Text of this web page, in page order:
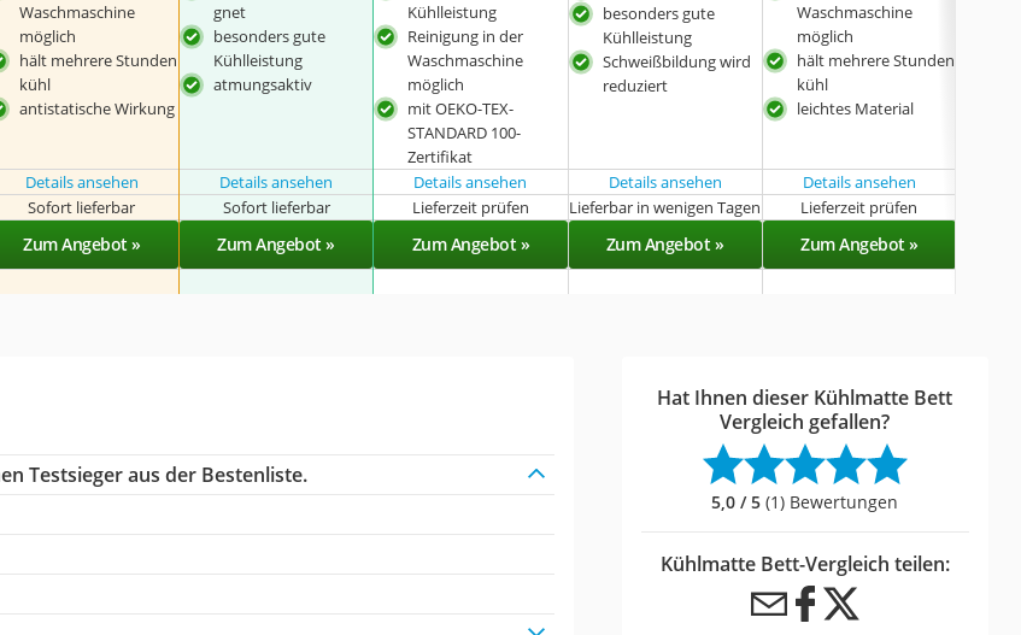
Waschmaschine
möglich
hält mehrere Stunden
kühl
antistatische Wirkung
gnet
besonders gute
Kühlleistung
atmungsaktiv
Kühlleistung
Reinigung in der
Waschmaschine
möglich
mit OEKO-TEX-
STANDARD 100-
Zertifikat
besonders gute
Kühlleistung
Schweißbildung wird
reduziert
Waschmaschine
möglich
hält mehrere Stunden
kühl
leichtes Material
Details ansehen Details ansehen Details ansehen Details ansehen
Details ansehen
Sofort lieferbar Sofort lieferbar Lieferzeit prüfen Lieferbar in wenigen Tagen Lieferzeit prüfen
Zum Angebot » Zum Angebot » Zum Angebot » Zum Angebot » Zum Angebot »
Testsieger aus der Bestenliste.
Hat Ihnen dieser Kühlmatte Bett
Vergleich gefallen?
5,0 / 5 (1) Bewertungen
Kühlmatte Bett-Vergleich teilen: